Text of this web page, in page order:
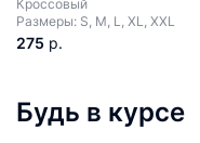
Кроссовый
Размеры: S, M, L, XL, XXL
275 р.
Будь в курсе